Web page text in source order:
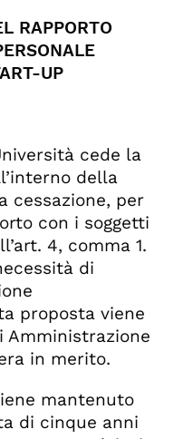
RAPPORTO
UP
cede la
della
cessazione, per
con i soggetti
4, comma 1.
di
proposta viene
Amministrazione
in merito.
mantenuto
di cinque anni